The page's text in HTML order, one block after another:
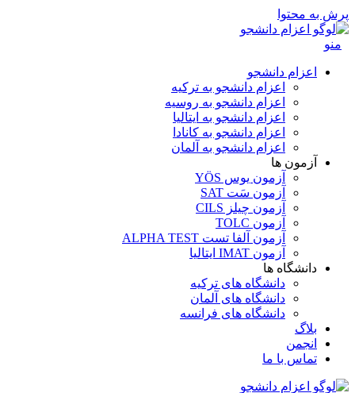
پرش به محتوا
منو
اعزام دانشجو
اعزام دانشجو به ترکیه
اعزام دانشجو به روسیه
اعزام دانشجو به ایتالیا
اعزام دانشجو به کانادا
اعزام دانشجو به آلمان
آزمون ها
آزمون یوس YÖS
آزمون سَت SAT
آزمون چیلز CILS‌
آزمون TOLC
آزمون آلفا تست ALPHA TEST
آزمون IMAT ایتالیا
دانشگاه ها
دانشگاه های ترکیه
دانشگاه های آلمان
دانشگاه های فرانسه
بلاگ
انجمن
تماس با ما